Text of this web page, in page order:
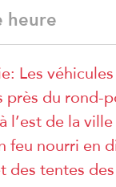
heure
Les
près du rond-
l’est de la
feu nourri en
des tentes